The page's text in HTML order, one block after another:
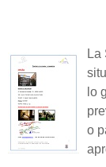
La
lo
o